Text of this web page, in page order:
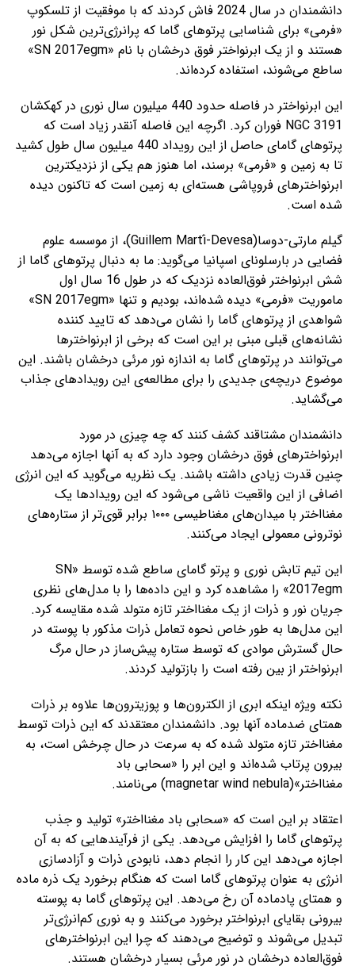
دانشمندان در سال 2024 فاش کردند که با موفقیت از تلسکوپ
«فرمی» برای شناسایی پرتوهای گاما که پرانرژی‌ترین شکل نور
هستند و از یک ابرنواختر فوق‌ درخشان با نام «SN 2017egm»
ساطع می‌شوند، استفاده کرده‌اند.
این ابرنواختر در فاصله حدود 440 میلیون سال نوری در کهکشان
NGC 3191 فوران کرد. اگرچه این فاصله آنقدر زیاد است که
پرتوهای گامای حاصل از این رویداد 440 میلیون سال طول کشید
تا به زمین و «فرمی» برسند، اما هنوز هم یکی از نزدیکترین
ابرنواخترهای فروپاشی هسته‌ای به زمین است که تاکنون دیده
شده است.
گیلم مارتی-دوسا(Guillem Martí-Devesa)، از موسسه علوم
فضایی در بارسلونای اسپانیا می‌گوید: ما به دنبال پرتوهای گاما از
شش ابرنواختر فوق‌العاده نزدیک که در طول 16 سال اول
ماموریت «فرمی» دیده شده‌اند، بودیم و تنها «SN 2017egm»
شواهدی از پرتوهای گاما را نشان می‌دهد که تایید کننده‌
نشانه‌های قبلی مبنی بر این است که برخی از ابرنواخترها
می‌توانند در پرتوهای گاما به اندازه‌ نور مرئی درخشان باشند. این
موضوع دریچه‌ی جدیدی را برای مطالعه‌ی این رویدادهای جذاب
می‌گشاید.
دانشمندان مشتاقند کشف کنند که چه چیزی در مورد
ابرنواخترهای فوق درخشان وجود دارد که به آنها اجازه می‌دهد
چنین قدرت زیادی داشته باشند. یک نظریه می‌گوید که این انرژی
اضافی از این واقعیت ناشی می‌شود که این رویدادها یک
مغنااختر با میدان‌های مغناطیسی ۱۰۰۰ برابر قوی‌تر از ستاره‌های
نوترونی معمولی ایجاد می‌کنند.
این تیم تابش نوری و پرتو گامای ساطع شده توسط «SN
2017egm» را مشاهده کرد و این داده‌ها را با مدل‌های نظری
جریان نور و ذرات از یک مغنااختر تازه متولد شده مقایسه کرد.
این مدل‌ها به طور خاص نحوه‌ تعامل ذرات مذکور با پوسته‌ در
حال گسترش موادی که توسط ستاره‌ پیش‌ساز در حال مرگ
ابرنواختر از بین رفته است را بازتولید کردند.
نکته ویژه اینکه ابری از الکترون‌ها و پوزیترون‌ها علاوه بر ذرات
همتای ضدماده‌ آنها بود. دانشمندان معتقدند که این ذرات توسط
مغنااختر تازه متولد شده که به سرعت در حال چرخش است، به
بیرون پرتاب شده‌اند و این ابر را «سحابی باد
مغنااختر»(magnetar wind nebula) می‌نامند.
اعتقاد بر این است که «سحابی باد مغنااختر» تولید و جذب
پرتوهای گاما را افزایش می‌دهد. یکی از فرآیندهایی که به آن
اجازه می‌دهد این کار را انجام دهد، نابودی ذرات و آزادسازی
انرژی به عنوان پرتوهای گاما است که هنگام برخورد یک ذره ماده
و همتای پادماده آن رخ می‌دهد. این پرتوهای گاما به پوسته
بیرونی بقایای ابرنواختر برخورد می‌کنند و به نوری کم‌انرژی‌تر
تبدیل می‌شوند و توضیح می‌دهند که چرا این ابرنواخترهای
فوق‌العاده درخشان در نور مرئی بسیار درخشان هستند.